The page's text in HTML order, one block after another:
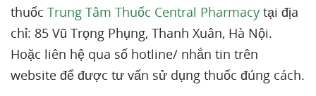
thuốc Trung Tâm Thuốc Central Pharmacy tại địa
chỉ: 85 Vũ Trọng Phụng, Thanh Xuân, Hà Nội.
Hoặc liên hệ qua số hotline/ nhắn tin trên
website để được tư vấn sử dụng thuốc đúng cách.